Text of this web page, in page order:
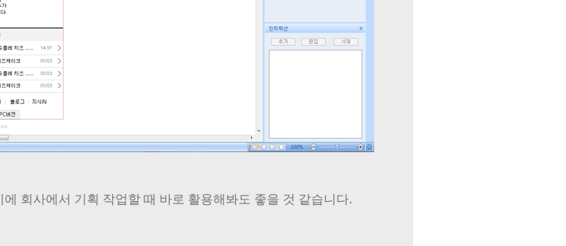
회사에서 기획 작업할 때 바로 활용해봐도 좋을 것 같습니다.